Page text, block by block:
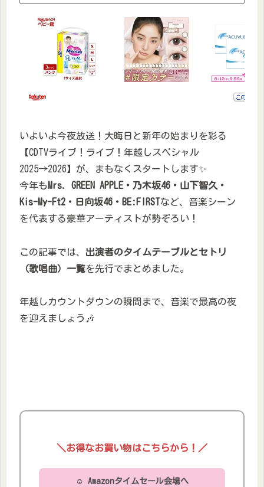
いよいよ今夜放送！大晦日と新年の始まりを彩る
【CDTVライブ！ライブ！年越しスペシャル
2025→2026】が、まもなくスタートします✨
今年も Mrs. GREEN APPLE・乃木坂46・山下智久・
Kis-My-Ft2・日向坂46・BE:FIRSTなど、音楽シーン
を代表する豪華アーティストが勢ぞろい！
この記事では、 出演者のタイムテーブルとセトリ
（歌唱曲）一覧を先行でまとめました。
年越しカウントダウンの瞬間まで、音楽で最高の夜
を迎えましょう🎶
＼お得なお買い物はこちらから！／
☺ Amazonタイムセール会場へ